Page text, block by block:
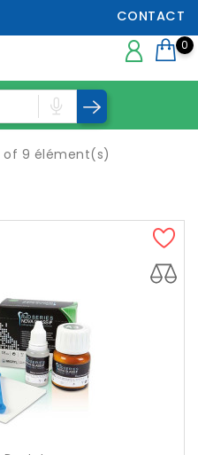
CONTACT
0
of 9 élément(s)